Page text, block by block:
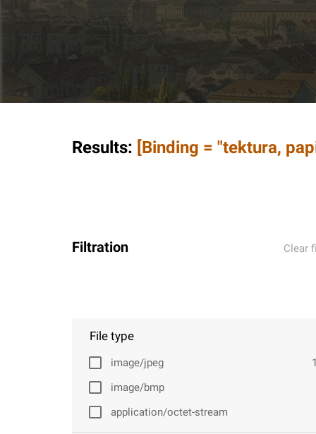
Results: [Binding = "tektura,
Filtration Clear
File type
image/jpeg
image/bmp
application/octet-stream